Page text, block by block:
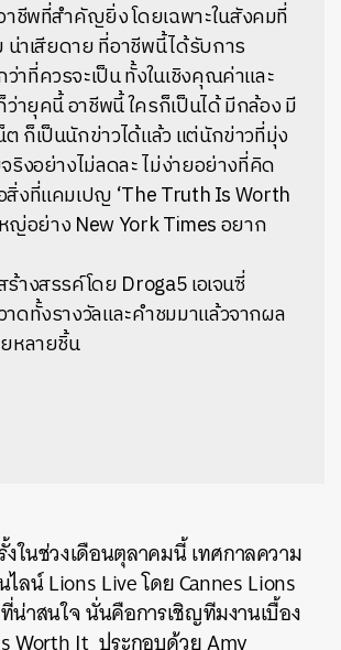
าชีพที่สำคัญยิ่งโดยเฉพาะในสังคมที่
น่าเสียดาย ที่อาชีพนี้ได้รับการ
าที่ควรจะเป็น ทั้งในเชิงคุณค่าและ
ายุคนี้ อาชีพนี้ ใครก็เป็นได้ มีกล้อง มี
ก็เป็นนักข่าวได้แล้ว แต่นักข่าวที่มุ่ง
ริงอย่างไม่ลดละ ไม่ง่ายอย่างที่คิด
งที่แคมเปญ ‘The Truth Is Worth
ญ่อย่าง New York Times อยาก
างสรรค์โดย Droga5 เอเจนซี่
ดทั้งรางวัลและคำชมมาแล้วจากผล
หลายชิ้น
ในช่วงเดือนตุลาคมนี้เทศกาลความ
ไลน์Lions LiveโดยCannes Lions
น่าสนใจนั่นคือการเชิญทีมงานเบื้อง